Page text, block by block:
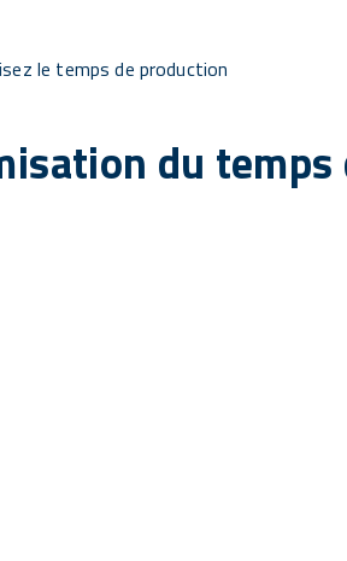
le temps de production
du